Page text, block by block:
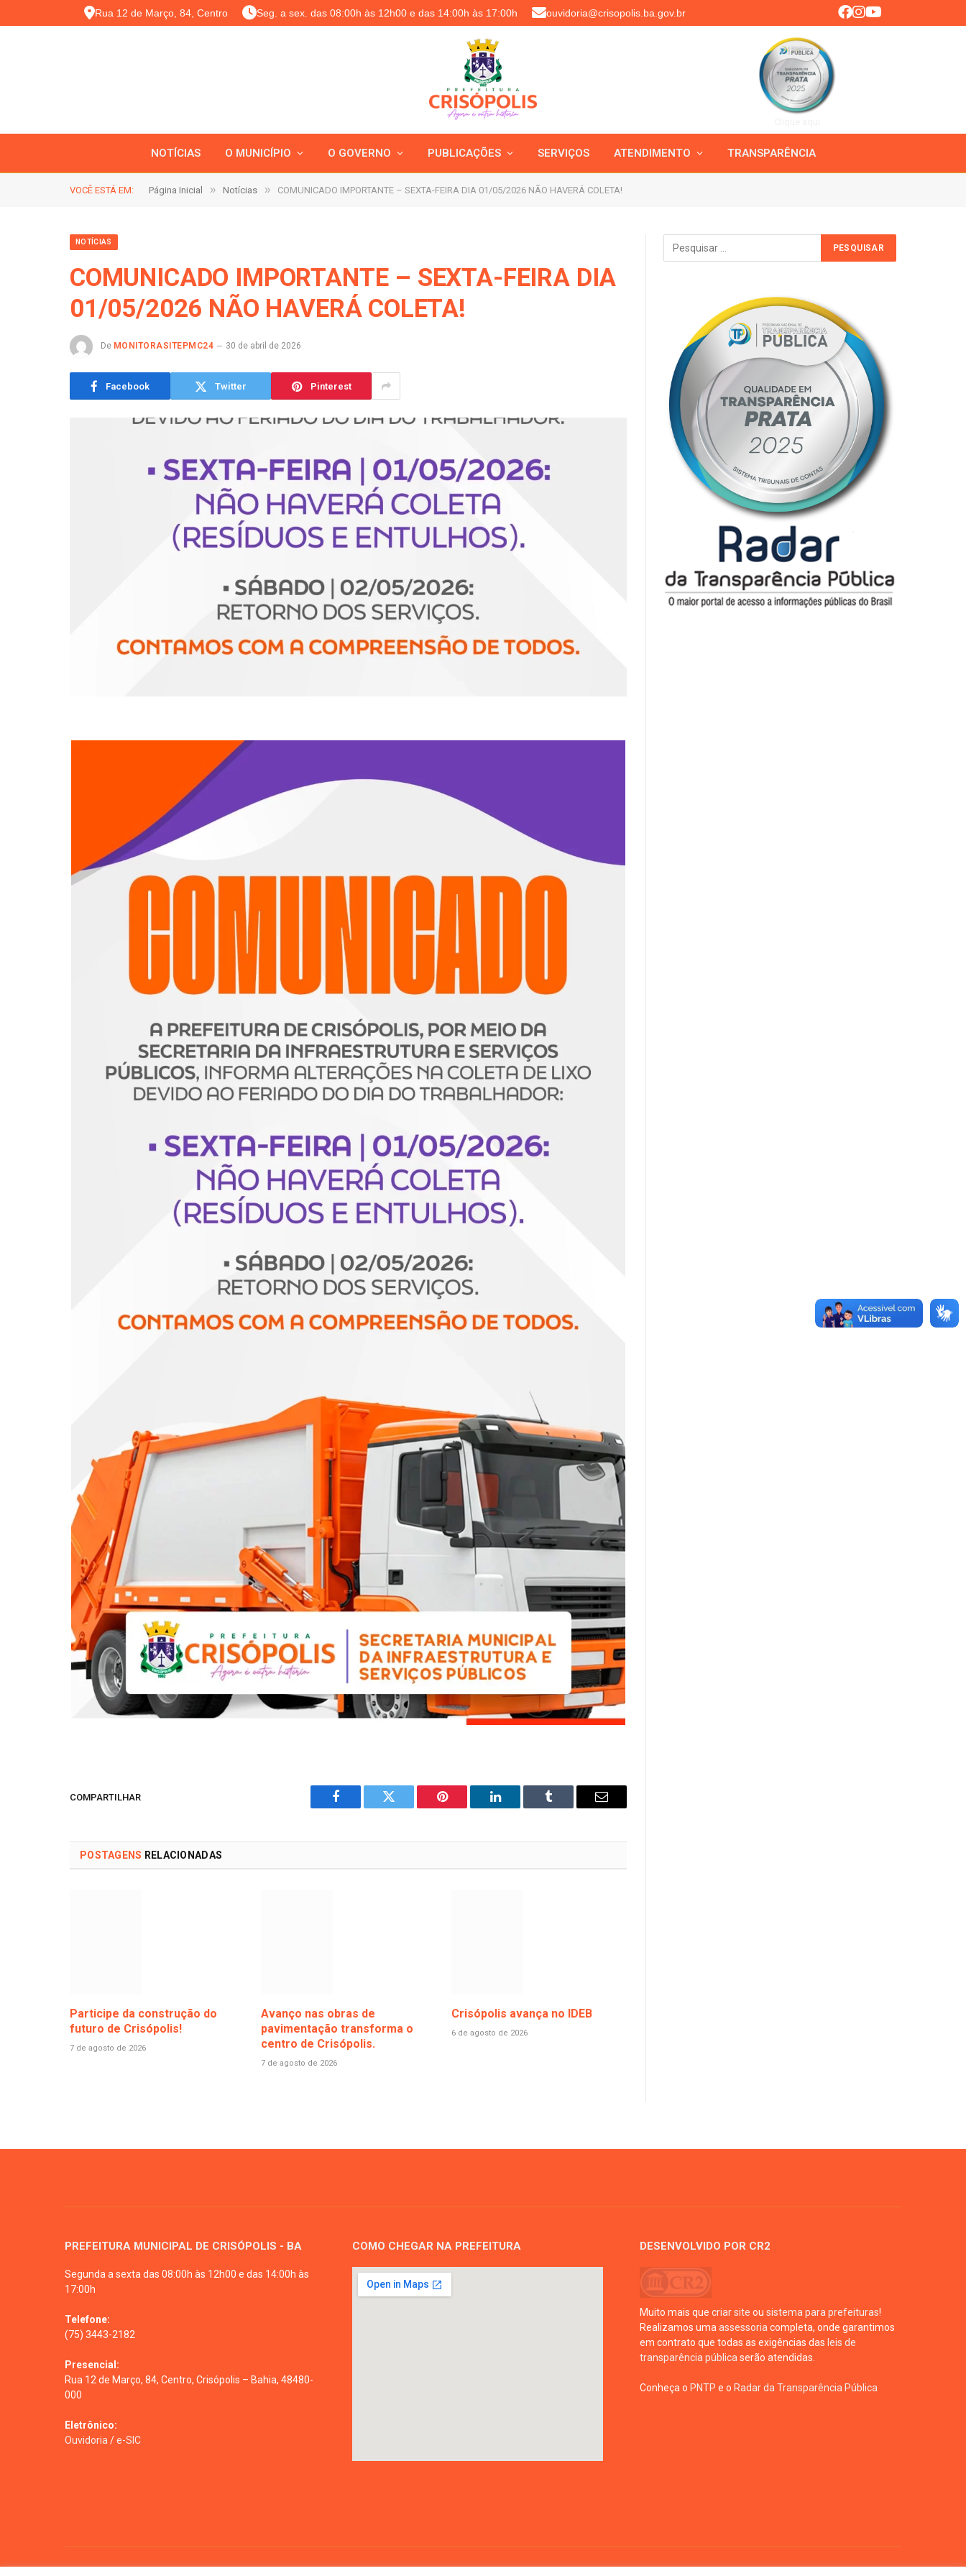
Rua 12 de Março, 84, Centro Seg. a sex. das 08:00h às 12h00 e das 14:00h às 17:00h ouvidoria@crisopolis.ba.gov.br
NOTÍCIAS O MUNICÍPIO O GOVERNO PUBLICAÇÕES SERVIÇOS ATENDIMENTO TRANSPARÊNCIA
VOCÊ ESTÁ EM: Página Inicial » Notícias » COMUNICADO IMPORTANTE – SEXTA-FEIRA DIA 01/05/2026 NÃO HAVERÁ COLETA!
NOTÍCIAS
COMUNICADO IMPORTANTE – SEXTA-FEIRA DIA
01/05/2026 NÃO HAVERÁ COLETA!
De MONITORASITEPMC24 30 de abril de 2026
Facebook Twitter Pinterest
COMPARTILHAR
Facebook Twitter Pinterest LinkedIn Tumblr Email
POSTAGENS RELACIONADAS
Participe da construção do
futuro de Crisópolis!
7 de agosto de 2026
Avanço nas obras de
pavimentação transforma o
centro de Crisópolis.
7 de agosto de 2026
Crisópolis avança no IDEB
6 de agosto de 2026
PREFEITURA MUNICIPAL DE CRISÓPOLIS - BA
Segunda a sexta das 08:00h às 12h00 e das 14:00h às
17:00h
Telefone:
(75) 3443-2182
Presencial:
Rua 12 de Março, 84, Centro, Crisópolis – Bahia, 48480-
000
Eletrônico:
Ouvidoria /e-SIC
COMO CHEGAR NA PREFEITURA DESENVOLVIDO POR CR2
Muito mais que criar site ou sistema para prefeituras!
Realizamos uma assessoria completa, onde garantimos
em contrato que todas as exigências das leis de
transparência pública serão atendidas.
Conheça o PNTP e o Radar da Transparência Pública